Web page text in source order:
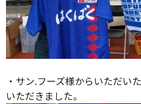
・サン.フーズ様からいただい
いただきました。